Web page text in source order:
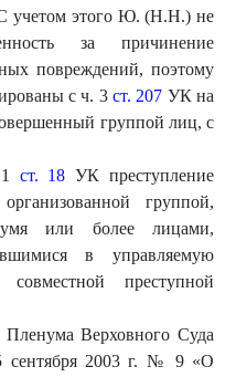
учетом этого Ю. (Н.Н.) не
за причинение
повреждений, поэтому
с ч. 3 ст. 207 УК на
группой лиц, с
ст. 18 УК преступление
группой,
или более лицами,
в управляемую
преступной
Пленума Верховного Суда
сентября 2003 г. № 9 «О